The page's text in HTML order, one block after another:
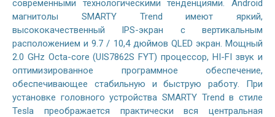
современными технологическими тенденциями. Android
магнитолы SMARTY Trend имеют яркий,
высококачественный IPS-экран с вертикальным
расположением и 9.7 / 10,4 дюймов QLED экран. Мощный
2.0 GHz Octa-core (UIS7862S FYT) процессор, HI-FI звук и
оптимизированное программное обеспечение,
обеспечивающее стабильную и быструю работу. При
установке головного устройства SMARTY Trend в стиле
Tesla преображается практически вся центральная